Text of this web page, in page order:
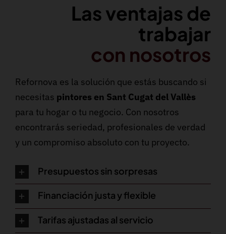
Las ventajas de
trabajar
con nosotros
Refornova es la solución que estás buscando si
necesitas pintores en Sant Cugat del Vallès
para tu hogar o tu negocio. Con nosotros
encontrarás seriedad, profesionales de verdad
y un compromiso absoluto con tu proyecto.
Presupuestos sin sorpresas
Financiación justa y flexible
Tarifas ajustadas al servicio